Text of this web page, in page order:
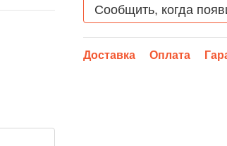
Сообщить, когда
Доставка Оплата